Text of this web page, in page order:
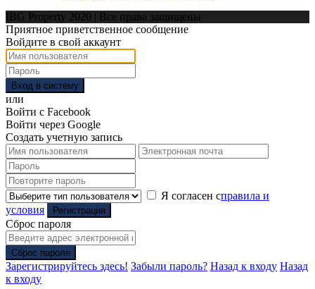
IBG Property 2020 | Все права защищены
Приятное приветственное сообщение
Войдите в свой аккаунт
Вход в систему
или
Войти с Facebook
Войти через Google
Создать учетную запись
Я согласен справила и
условия
Регистрация
Сброс пароля
Сброс пароля
Зарегистрируйтесь здесь! Забыли пароль? Назад к входу Назад
к входу